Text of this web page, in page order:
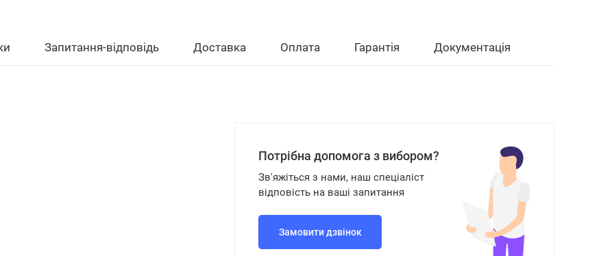
Запитання-відповідь Доставка Оплата Гарантія Документація
Потрібна допомога з вибором?
Зв'яжіться з нами, наш спеціаліст
відповість на ваші запитання
Замовити дзвінок